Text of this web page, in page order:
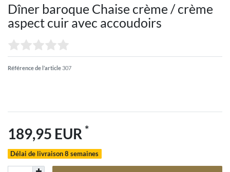
Dîner baroque Chaise crème / crème
aspect cuir avec accoudoirs
Référence de l’article 307
189,95 EUR *
Délai de livraison 8 semaines